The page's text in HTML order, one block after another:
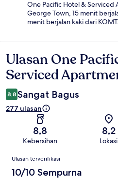
One Pacific Hotel & Serviced
George Town, 15 menit
menit berjalan kaki dari
Ulasan
Ulasan One
Serviced
8,8 Sangat Bagus
277 ulasan
8,8
Kebersihan
8,2
Lokasi
Ulasan
Ulasan terverifikasi
10/10 Sempurna